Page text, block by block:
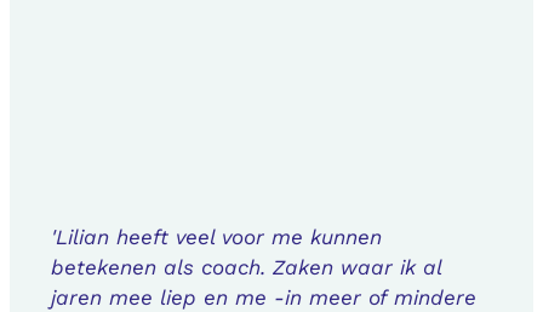
'Lilian heeft veel voor me kunnen
betekenen als coach. Zaken waar ik al
jaren mee liep en me -in meer of mindere